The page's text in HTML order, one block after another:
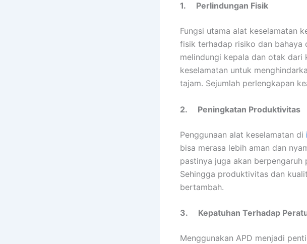
1. Perlindungan Fisik
Fungsi utama alat keselamatan
fisik terhadap risiko dan bahaya
melindungi kepala dan otak dari
keselamatan untuk
tajam. Sejumlah perlengkapan
2. Peningkatan Produktivitas
Penggunaan alat keselamatan di
bisa merasa lebih aman dan
pastinya juga akan
Sehingga produktivitas dan
bertambah.
3. Kepatuhan Terhadap
Menggunakan APD menjadi